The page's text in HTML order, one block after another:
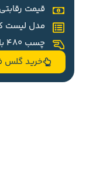
قیمت
مدل لیست
چسب 480 با بالاترین کیفیت
خرید